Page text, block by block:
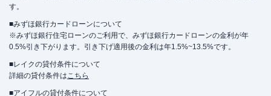
す。
■みずほ銀行カードローンについて
※みずほ銀行住宅ローンのご利用で、みずほ銀行カードローンの金利が年
0.5%引き下がります。引き下げ適用後の金利は年1.5%~13.5%です。
■レイクの貸付条件について
詳細の貸付条件はこちら
■アイフルの貸付条件について